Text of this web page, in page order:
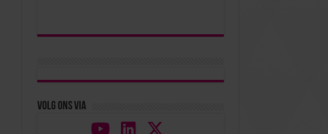
Volg ons via